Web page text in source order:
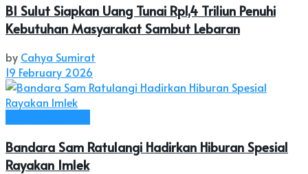
BI Sulut Siapkan Uang Tunai Rp1,4 Triliun Penuhi
Kebutuhan Masyarakat Sambut Lebaran
by Cahya Sumirat
19 February 2026
Bandara Sam Ratulangi Hadirkan Hiburan Spesial
Rayakan Imlek